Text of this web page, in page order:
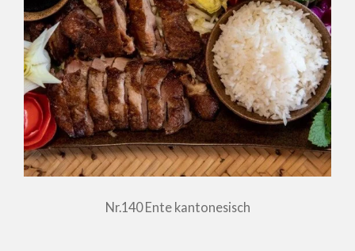
Nr.140 Ente kantonesisch